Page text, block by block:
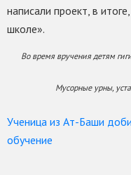
написали проект, в
школе».
Во время вручения детям
Мусорные урны,
Ученица из Ат-Баши
обучение